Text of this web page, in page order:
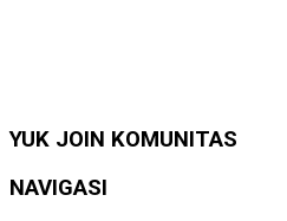
YUK JOIN KOMUNITAS
NAVIGASI